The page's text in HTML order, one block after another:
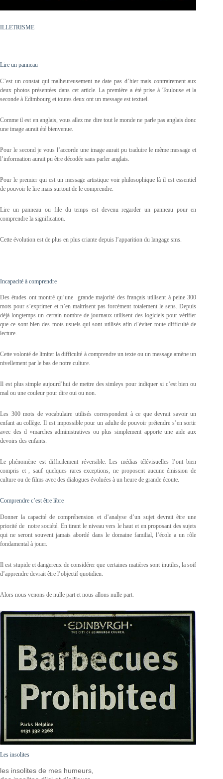
ILLETRISME
Lire un panneau
C’est un constat qui malheureusement ne date pas d’hier mais contrairement aux
deux photos présentées dans cet article. La première a été prise à Toulouse et la
seconde à Edimbourg et toutes deux ont un message est textuel.
Comme il est en anglais, vous allez me dire tout le monde ne parle pas anglais donc
une image aurait été bienvenue.
Pour le second je vous l’accorde une image aurait pu traduire le même message et
l’information aurait pu être décodée sans parler anglais.
Pour le premier qui est un message artistique voir philosophique là il est essentiel
de pouvoir le lire mais surtout de le comprendre.
Lire un panneau ou file du temps est devenu regarder un panneau pour en
comprendre la signification.
Cette évolution est de plus en plus criante depuis l’apparition du langage sms.
Incapacité à comprendre
Des études ont montré qu’une grande majorité des français utilisent à peine 300
mots pour s’exprimer et n’en maitrisent pas forcément totalement le sens. Depuis
déjà longtemps un certain nombre de journaux utilisent des logiciels pour vérifier
que ce sont bien des mots usuels qui sont utilisés afin d’éviter toute difficulté de
lecture.
Cette volonté de limiter la difficulté à comprendre un texte ou un message amène un
nivellement par le bas de notre culture.
Il est plus simple aujourd’hui de mettre des simleys pour indiquer si c’est bien ou
mal ou une couleur pour dire oui ou non.
Les 300 mots de vocabulaire utilisés correspondent à ce que devrait savoir un
enfant au collège. Il est impossible pour un adulte de pouvoir prétendre s’en sortir
avec des d »marches administratives ou plus simplement apporte une aide aux
devoirs des enfants.
Le phénomène est difficilement réversible. Les médias télévisuelles l’ont bien
compris et , sauf quelques rares exceptions, ne proposent aucune émission de
culture ou de films avec des dialogues évoluées à un heure de grande écoute.
Comprendre c’est être libre
Donner la capacité de compréhension et d’analyse d’un sujet devrait être une
priorité de notre société. En tirant le niveau vers le haut et en proposant des sujets
qui ne seront souvent jamais abordé dans le domaine familial, l’école a un rôle
fondamental à jouer.
Il est stupide et dangereux de considérer que certaines matières sont inutiles, la soif
d’apprendre devrait être l’objectif quotidien.
Alors nous venons de nulle part et nous allons nulle part.
Les insolites
les insolites de mes humeurs,